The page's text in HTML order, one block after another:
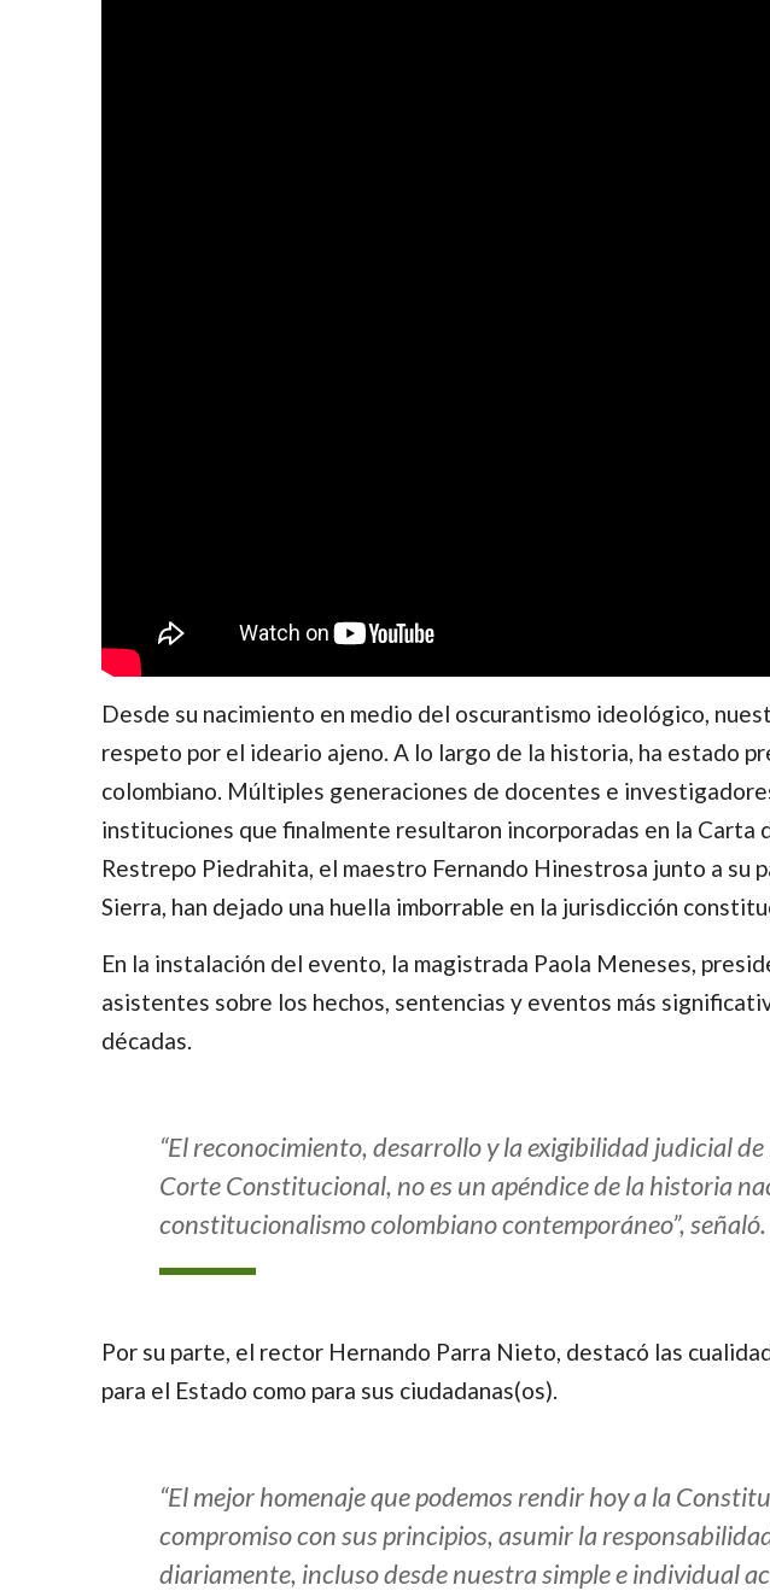
Desde su nacimiento en medio del oscurantismo ideológico,
respeto por el ideario ajeno. A lo largo de la historia, ha estado
colombiano. Múltiples generaciones de docentes e
instituciones que finalmente resultaron incorporadas en la Carta
Restrepo Piedrahita, el maestro Fernando Hinestrosa junto a su
Sierra, han dejado una huella imborrable en la jurisdicción
En la instalación del evento, la magistrada Paola Meneses,
asistentes sobre los hechos, sentencias y eventos más
décadas.
“El reconocimiento, desarrollo y la exigibilidad judicial
Corte Constitucional, no es un apéndice de la historia
constitucionalismo colombiano contemporáneo”, señaló.
Por su parte, el rector Hernando Parra Nieto, destacó las
para el Estado como para sus ciudadanas(os).
“El mejor homenaje que podemos rendir hoy a la
compromiso con sus principios, asumir la
diariamente, incluso desde nuestra simple e individual